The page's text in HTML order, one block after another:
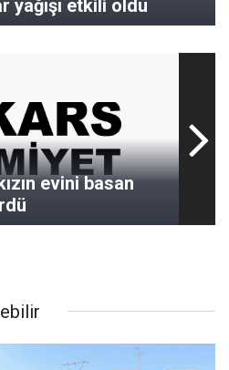
yağışı etkili oldu
evini basan